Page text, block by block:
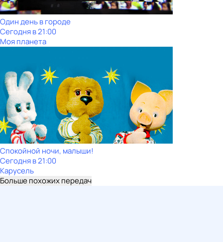
Один день в городе
Сегодня в 21:00
Моя планета
Спокойной ночи, малыши!
Сегодня в 21:00
Карусель
Больше похожих передач